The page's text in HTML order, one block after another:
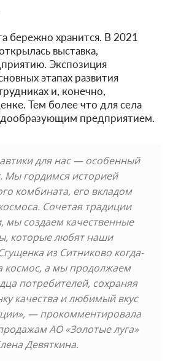
бережно хранится. В 2021
выставка,
Экспозиция
этапах развития
и, конечно,
Тем более что для села
предприятием.
для нас — особенный
Мы гордимся историей
комбината, его вкладом
Сочетая традиции
мы создаем качественные
которые любят наши
из Ситниково когда-
космос, а мы продолжаем
потребителей, сохраняя
качества и любимый вкус
— прокомментировала
АО «Золотые луга»
Девяткина.